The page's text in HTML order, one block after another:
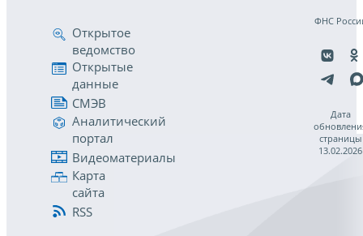
Открытое
ведомство
Открытые
данные
СМЭВ
Аналитический
портал
Видеоматериалы
Карта
сайта
RSS
ФНС
Дата
страницы
13.02.2026